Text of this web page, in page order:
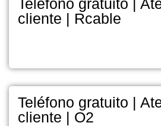
Teléfono gratuito |
cliente | Rcable
Teléfono gratuito |
cliente | O2